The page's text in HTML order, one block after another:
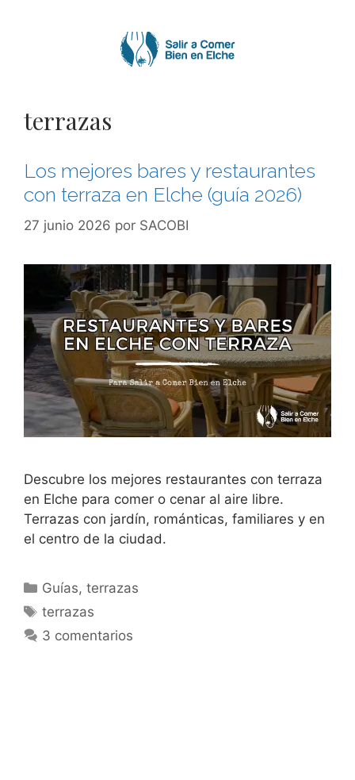
terrazas
Los mejores bares y restaurantes
con terraza en Elche (guía 2026)
27 junio 2026 por SACOBI
Descubre los mejores restaurantes con terraza
en Elche para comer o cenar al aire libre.
Terrazas con jardín, románticas, familiares y en
el centro de la ciudad.
Categorías
Guías,terrazas
Etiquetas
terrazas
3 comentarios